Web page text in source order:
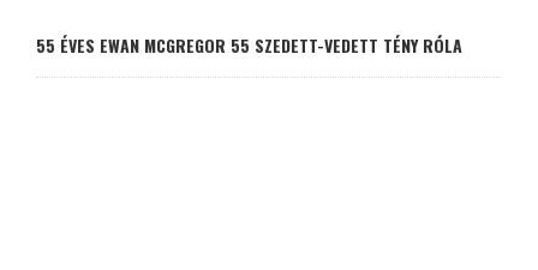
55 ÉVES EWAN MCGREGOR 55 SZEDETT-VEDETT TÉNY RÓLA